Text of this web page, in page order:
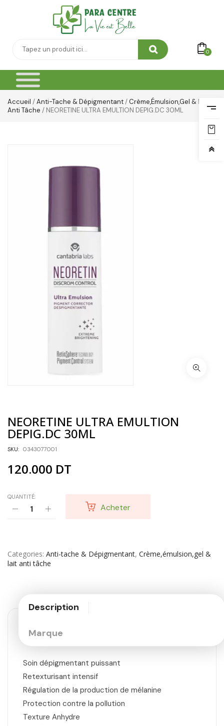
0
Accueil /Anti-Tache & Dépigmentant/Crème,émulsion,gel & Lait
Anti Tâche / NEORETINE ULTRA EMULTION DEPIG.DC 30ML
NEORETINE ULTRA EMULTION
DEPIG.DC 30ML
SKU: 0343077001
120.000 DT
QUANTITÉ:
Acheter
Categories Anti-tache & Dépigmentant, Crème,émulsion,gel &
lait anti tâche
Description
Marque
Soin dépigmentant puissant
Retexturisant intensif
Régulation de la production de mélanine
Protection contre la pollution
Texture Anhydre